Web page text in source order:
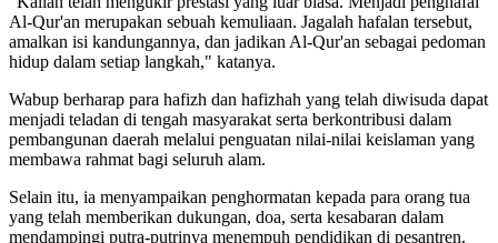
Al-Qur'an merupakan sebuah kemuliaan. Jagalah hafalan tersebut,
amalkan isi kandungannya, dan jadikan Al-Qur'an sebagai pedoman
hidup dalam setiap langkah," katanya.
Wabup berharap para hafizh dan hafizhah yang telah diwisuda dapat
menjadi teladan di tengah masyarakat serta berkontribusi dalam
pembangunan daerah melalui penguatan nilai-nilai keislaman yang
membawa rahmat bagi seluruh alam.
Selain itu, ia menyampaikan penghormatan kepada para orang tua
yang telah memberikan dukungan, doa, serta kesabaran dalam
mendampingi putra-putrinya menempuh pendidikan di pesantren.